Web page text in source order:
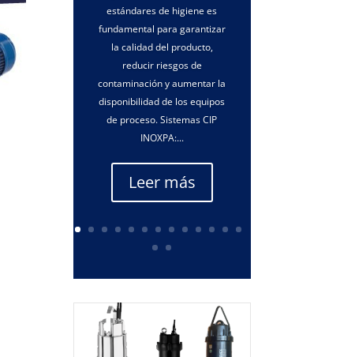
estándares de higiene es
fundamental para garantizar
la calidad del producto,
reducir riesgos de
contaminación y aumentar la
disponibilidad de los equipos
de proceso. Sistemas CIP
INOXPA:...
Leer más